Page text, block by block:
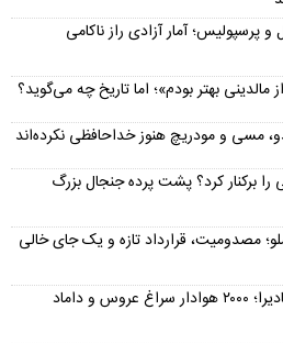
آمار آزادی راز ناکامی
بهتر بودم»؛ اما تاریخ چه می‌گوید؟
را برکنار کرد؟ پشت پرده جنجال بزرگ
مصدومیت، قرارداد تازه و یک جای خالی
عروسی اشتباهی رونالدو در مادیرا؛ ۲۰۰۰ هوادار سراغ عروس و داماد